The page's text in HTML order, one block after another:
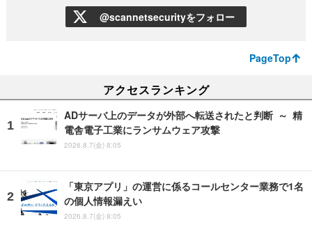
@scannetsecurityをフォロー
PageTop
アクセスランキング
ADサーバ上のデータが外部へ転送されたと判断 ～ 精
電舎電子工業にランサムウェア攻撃
2026.8.7(金) 8:05
「東京アプリ」の運営に係るコールセンター業務で1名
の個人情報漏えい
2026.8.7(金) 8:05